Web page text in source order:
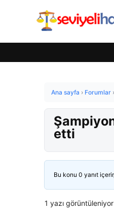
Ana sayfa › Forumlar ›
etti
Bu konu 0 yanıt
1 yazı